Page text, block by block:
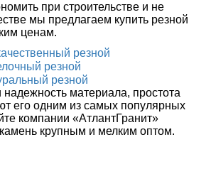
при строительстве и не
мы предлагаем купить резной
ценам.
надежность материала, простота
его одним из самых популярных
компании «АтлантГранит»
крупным и мелким оптом.